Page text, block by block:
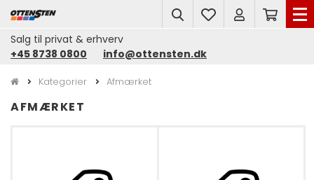
search
Salg til privat & erhverv
+45 8738 0800
info@ottensten.dk
Kategorier Afmærket
AFMÆRKET